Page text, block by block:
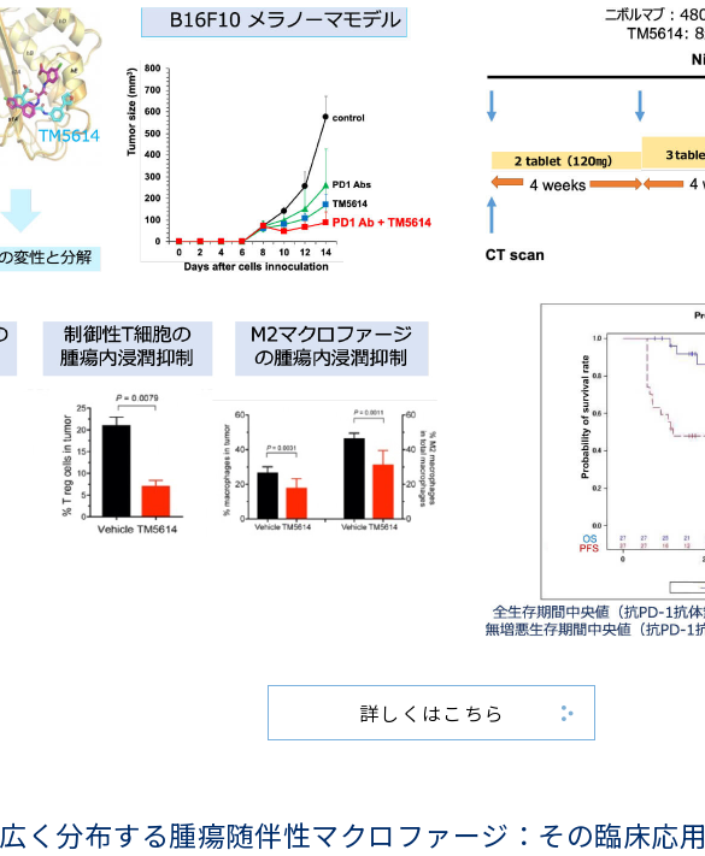
詳しくはこちら
く分布する腫瘍随伴性マクロファージ：その臨床応用